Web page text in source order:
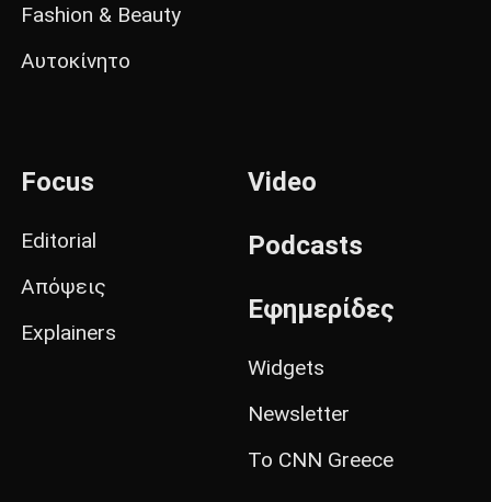
Fashion & Beauty
Αυτοκίνητο
Focus
Editorial
Απόψεις
Explainers
Video
Podcasts
Εφημερίδες
Widgets
Newsletter
Το CNN Greece